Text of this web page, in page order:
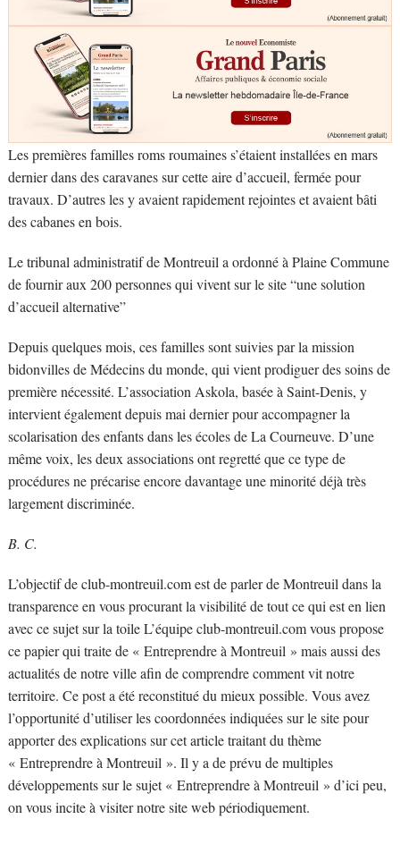
Les premières familles roms roumaines s’étaient installées en mars
dernier dans des caravanes sur cette aire d’accueil, fermée pour
travaux. D’autres les y avaient rapidement rejointes et avaient bâti
des cabanes en bois.
Le tribunal administratif de Montreuil a ordonné à Plaine Commune
de fournir aux 200 personnes qui vivent sur le site “une solution
d’accueil alternative”
Depuis quelques mois, ces familles sont suivies par la mission
bidonvilles de Médecins du monde, qui vient prodiguer des soins de
première nécessité. L’association Askola, basée à Saint-Denis, y
intervient également depuis mai dernier pour accompagner la
scolarisation des enfants dans les écoles de La Courneuve. D’une
même voix, les deux associations ont regretté que ce type de
procédures ne précarise encore davantage une minorité déjà très
largement discriminée.
B. C.
L’objectif de club-montreuil.com est de parler de Montreuil dans la
transparence en vous procurant la visibilité de tout ce qui est en lien
avec ce sujet sur la toile L’équipe club-montreuil.com vous propose
ce papier qui traite de « Entreprendre à Montreuil » mais aussi des
actualités de notre ville afin de comprendre comment vit notre
territoire. Ce post a été reconstitué du mieux possible. Vous avez
l’opportunité d’utiliser les coordonnées indiquées sur le site pour
apporter des explications sur cet article traitant du thème
« Entreprendre à Montreuil ». Il y a de prévu de multiples
développements sur le sujet « Entreprendre à Montreuil » d’ici peu,
on vous incite à visiter notre site web périodiquement.